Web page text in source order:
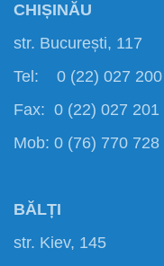
CHIȘINĂU
str. București, 117
Tel: 0 (22) 027 200
Fax: 0 (22) 027 201
Mob: 0 (76) 770 728
BĂLȚI
str. Kiev, 145